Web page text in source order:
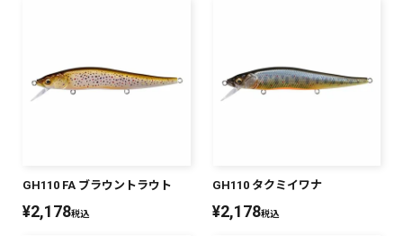
PREMIUM［ オンライン限定 ］
GH110 FA ブラウントラウト
¥2,178税込
GH110 タクミイワナ
¥2,178税込